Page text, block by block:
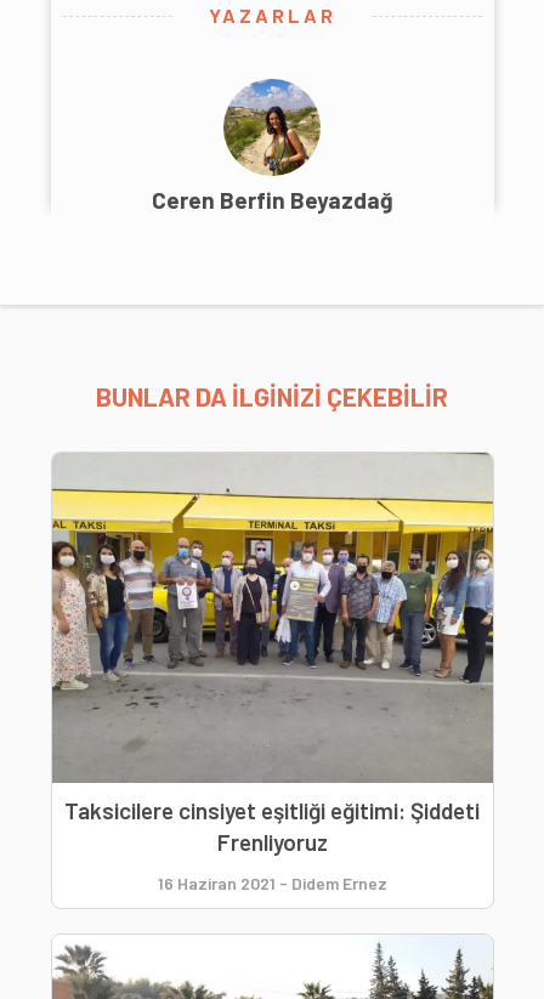
YAZARLAR
Ceren Berfin Beyazdağ
BUNLAR DA İLGİNİZİ ÇEKEBİLİR
Taksicilere cinsiyet eşitliği eğitimi: Şiddeti
Frenliyoruz
16 Haziran 2021 - Didem Ernez